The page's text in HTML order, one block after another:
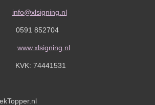
info@xlsigning.nl
0591 852704
www.xlsigning.nl
KVK: 74441531